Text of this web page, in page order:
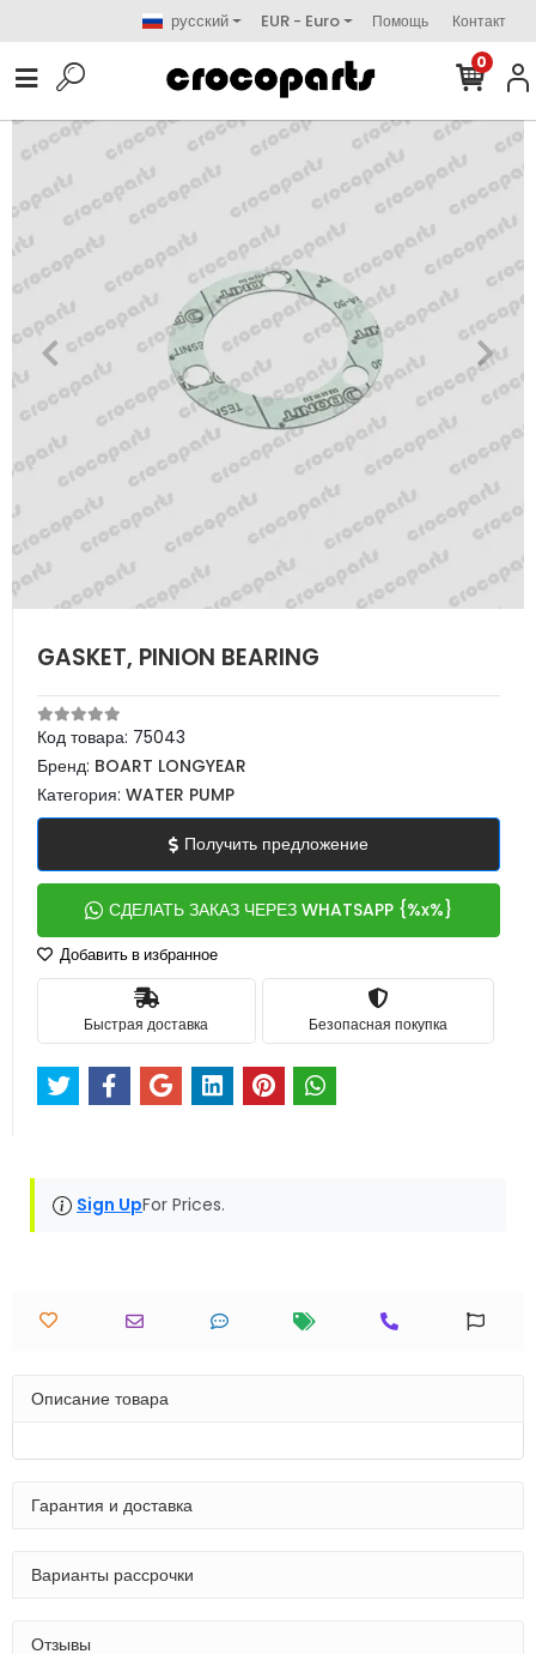
русский EUR - Euro Помощь Контакт
0
GASKET, PINION BEARING
Код товара: 75043
Бренд: BOART LONGYEAR
Категория: WATER PUMP
Получить предложение
СДЕЛАТЬ ЗАКАЗ ЧЕРЕЗ WHATSAPP {%x%}
Добавить в избранное
Быстрая доставка Безопасная покупка
Sign UpFor Prices.
Описание товара
Гарантия и доставка
Варианты рассрочки
Отзывы